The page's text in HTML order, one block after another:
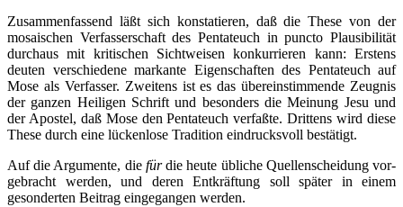
Zusammenfassend läßt sich konstatieren, daß die These von der
mosaischen Verfasserschaft des Pentateuch in puncto Plausibilität
durchaus mit kritischen Sichtweisen konkurrieren kann: Erstens
deuten verschiedene markante Eigenschaften des Pentateuch auf
Mose als Verfasser. Zweitens ist es das übereinstimmende Zeugnis
der ganzen Heiligen Schrift und besonders die Meinung Jesu und
der Apostel, daß Mose den Pentateuch verfaßte. Drittens wird diese
These durch eine lückenlose Tradition eindrucksvoll bestätigt.
Auf die Argumente, die fürdie heute übliche Quellenscheidung vor-
gebracht werden, und deren Entkräftung soll später in einem
gesonderten Beitrag eingegangen werden.